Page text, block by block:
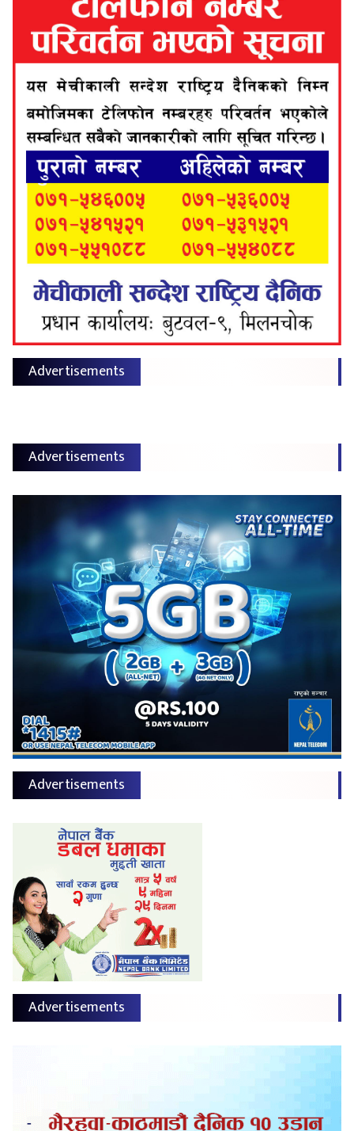
Advertisements
Advertisements
Advertisements
Advertisements